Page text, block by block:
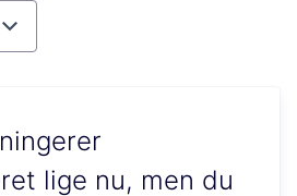
lige nu, men du